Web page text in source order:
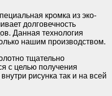
кромка из эко-
долговечность
Данная технология
нашим производством.
тщательно
с целью получения
рисунка так и на всей